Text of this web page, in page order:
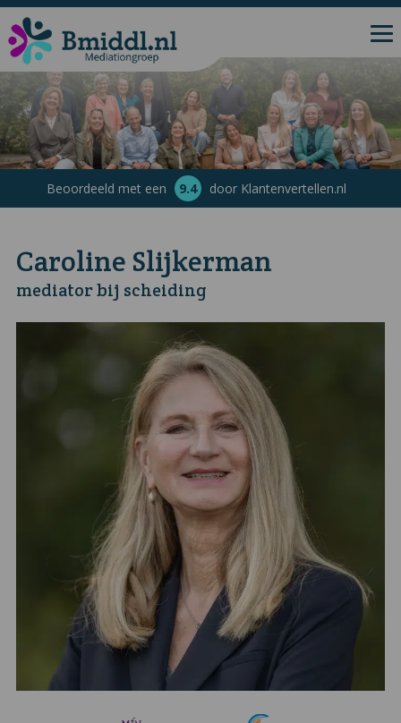
Beoordeeld met een 9.4 door Klantenvertellen.nl
Caroline Slijkerman
mediator bij scheiding